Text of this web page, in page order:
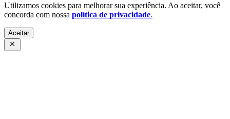
Utilizamos cookies para melhorar sua experiência. Ao aceitar, você
concorda com nossa política de privacidade.
Aceitar